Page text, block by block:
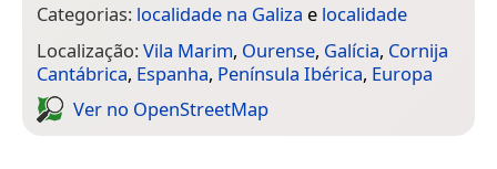
Categorias: localidade na Galiza e localidade
Localização:Vila Marim, Ourense, Galícia, Cornija
Cantábrica, Espanha, Península Ibérica, Europa
Ver no Open­Street­Map